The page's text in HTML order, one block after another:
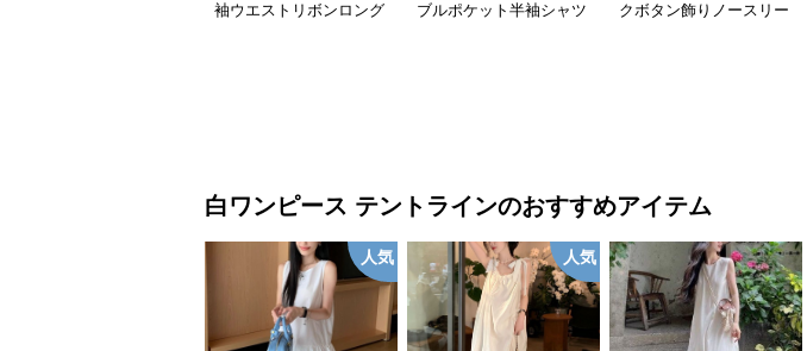
袖ウエストリボンロング
ブルポケット半袖シャツ
クボタン飾りノースリー
白ワンピース テントラインのおすすめアイテム
人気 人気